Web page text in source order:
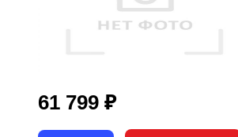
61 799 ₽